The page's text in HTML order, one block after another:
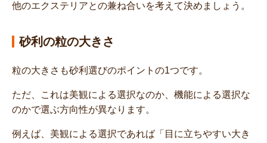
他のエクステリアとの兼ね合いを考えて決めましょう。
砂利の粒の大きさ
粒の大きさも砂利選びのポイントの1つです。
ただ、これは美観による選択なのか、機能による選択な
のかで選ぶ方向性が異なります。
例えば、美観による選択であれば「目に立ちやすい大き